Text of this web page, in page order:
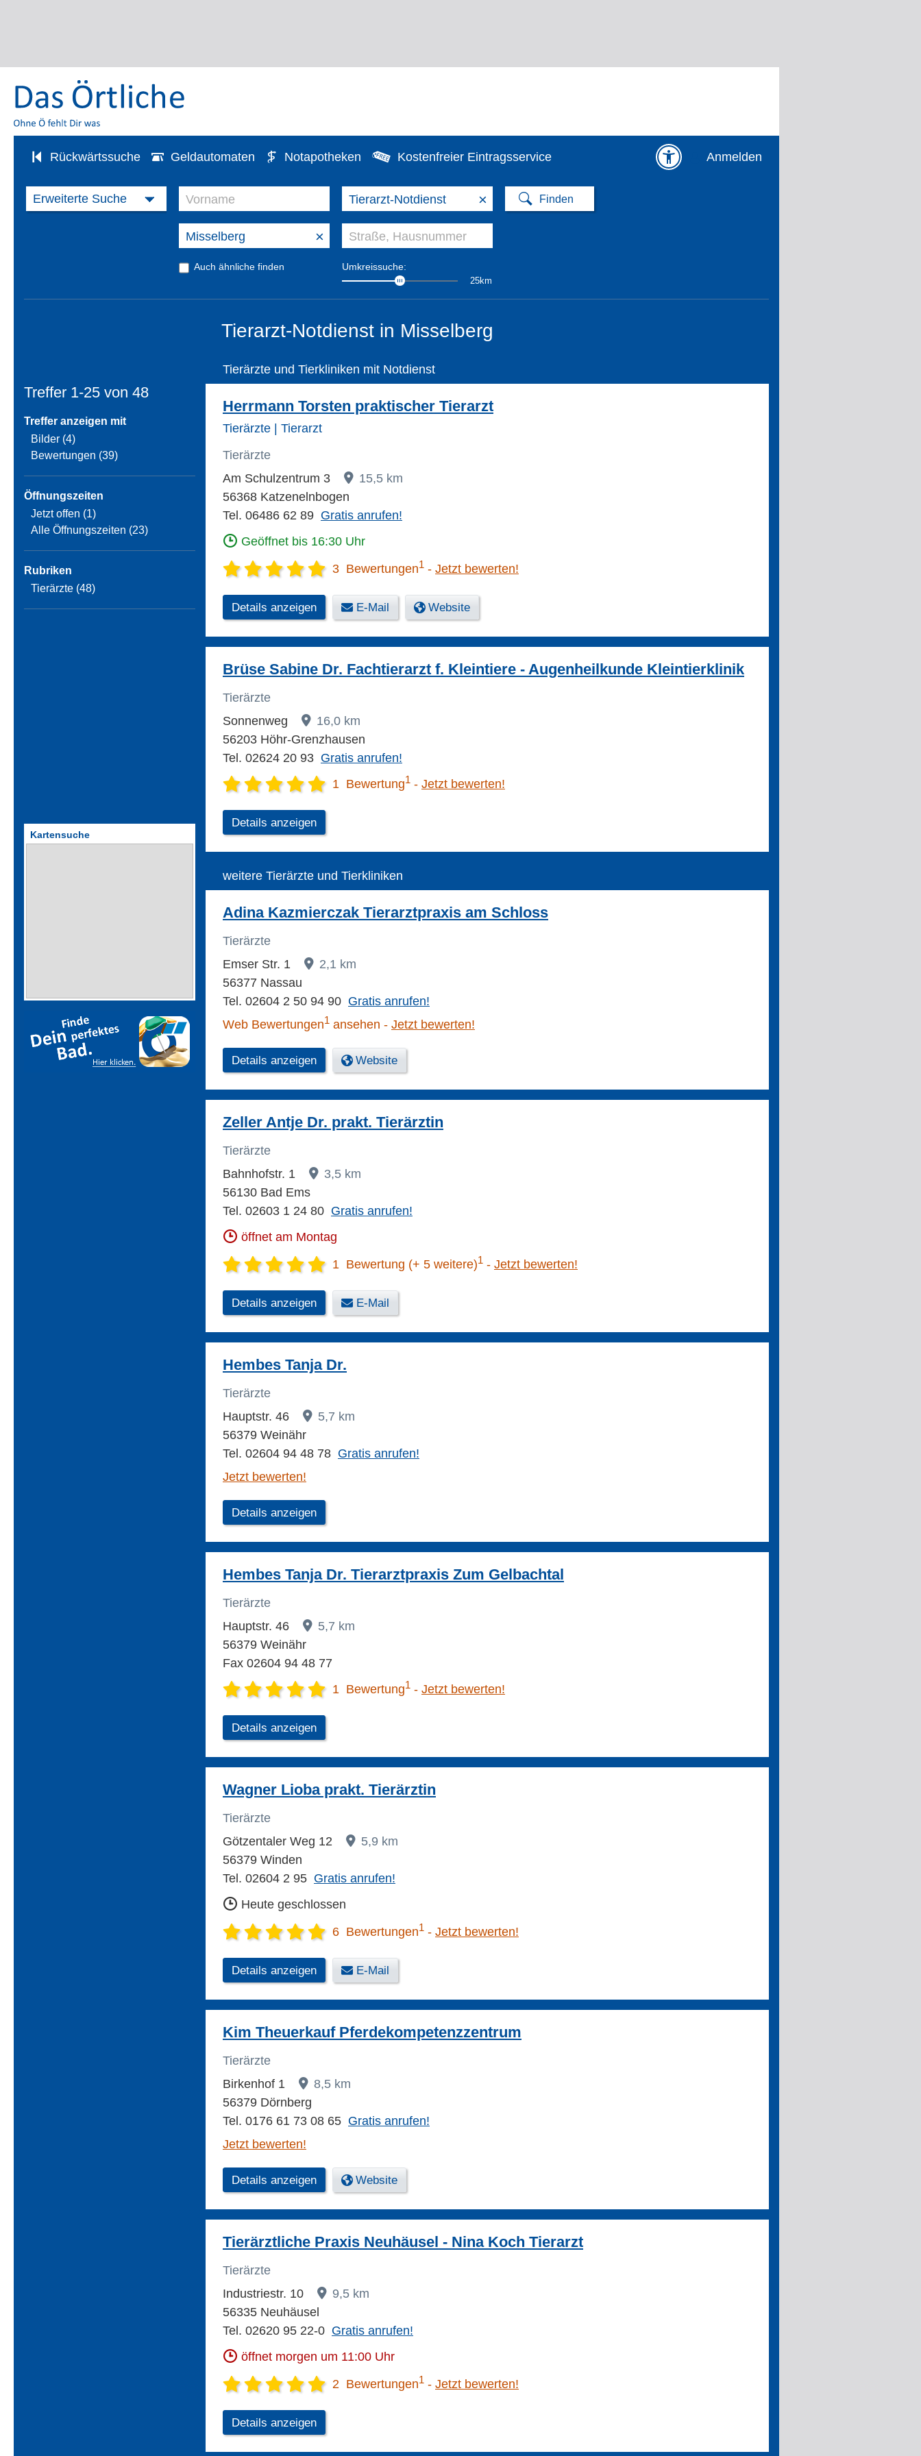
Rückwärtssuche Geldautomaten Notapotheken Kostenfreier Eintragsservice Anmelden
×
×
Auch ähnliche finden Umkreissuche:
25km
Tierarzt-Notdienst in Misselberg
Treffer 1-25 von 48
Treffer anzeigen mit
Bilder (4)
Bewertungen (39)
Öffnungszeiten
Jetzt offen (1)
Alle Öffnungszeiten (23)
Rubriken
Tierärzte (48)
Tierärzte und Tierkliniken mit Notdienst
Herrmann Torsten praktischer Tierarzt
Tierärzte | Tierarzt
Tierärzte
Am Schulzentrum 3
15,5 km
56368 Katzenelnbogen
Tel. 06486 62 89 Gratis anrufen!
Geöffnet bis 16:30 Uhr
3 Bewertungen1 Jetzt bewerten!
Details anzeigen E-Mail Website
Brüse Sabine Dr. Fachtierarzt f. Kleintiere - Augenheilkunde Kleintierklinik
Tierärzte
Sonnenweg
16,0 km
56203 Höhr-Grenzhausen
Tel. 02624 20 93 Gratis anrufen!
1 Bewertung1 Jetzt bewerten!
Details anzeigen
weitere Tierärzte und Tierkliniken
Adina Kazmierczak Tierarztpraxis am Schloss
Tierärzte
Emser Str. 1
2,1 km
56377 Nassau
Tel. 02604 2 50 94 90 Gratis anrufen!
Web Bewertungen1 ansehen Jetzt bewerten!
Details anzeigen Website
Zeller Antje Dr. prakt. Tierärztin
Tierärzte
Bahnhofstr. 1
3,5 km
56130 Bad Ems
Tel. 02603 1 24 80 Gratis anrufen!
öffnet am Montag
1 Bewertung (+ 5 weitere)1 Jetzt bewerten!
Details anzeigen E-Mail
Hembes Tanja Dr.
Tierärzte
Hauptstr. 46
5,7 km
56379 Weinähr
Tel. 02604 94 48 78 Gratis anrufen!
Jetzt bewerten!
Details anzeigen
Hembes Tanja Dr. Tierarztpraxis Zum Gelbachtal
Tierärzte
Hauptstr. 46
5,7 km
56379 Weinähr
Fax 02604 94 48 77
1 Bewertung1 Jetzt bewerten!
Details anzeigen
Wagner Lioba prakt. Tierärztin
Tierärzte
Götzentaler Weg 12
5,9 km
56379 Winden
Tel. 02604 2 95 Gratis anrufen!
Heute geschlossen
6 Bewertungen1 Jetzt bewerten!
Details anzeigen E-Mail
Kim Theuerkauf Pferdekompetenzzentrum
Tierärzte
Birkenhof 1
8,5 km
56379 Dörnberg
Tel. 0176 61 73 08 65 Gratis anrufen!
Jetzt bewerten!
Details anzeigen Website
Tierärztliche Praxis Neuhäusel - Nina Koch Tierarzt
Tierärzte
Industriestr. 10
9,5 km
56335 Neuhäusel
Tel. 02620 95 22-0 Gratis anrufen!
öffnet morgen um 11:00 Uhr
2 Bewertungen1 Jetzt bewerten!
Details anzeigen
Kartensuche